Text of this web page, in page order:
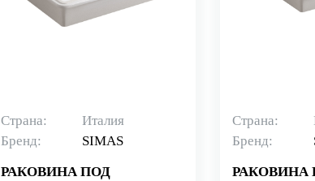
Страна:
Италия
Бренд:
SIMAS
РАКОВИНА ПОД
Страна:
Бренд:
РАКОВИНА